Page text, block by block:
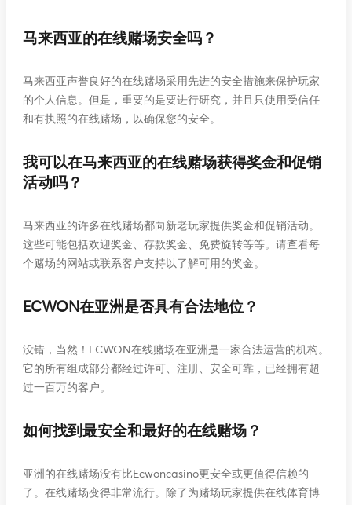
马来西亚的在线赌场安全吗？
马来西亚声誉良好的在线赌场采用先进的安全措施来保护玩家
的个人信息。但是，重要的是要进行研究，并且只使用受信任
和有执照的在线赌场，以确保您的安全。
我可以在马来西亚的在线赌场获得奖金和促销
活动吗？
马来西亚的许多在线赌场都向新老玩家提供奖金和促销活动。
这些可能包括欢迎奖金、存款奖金、免费旋转等等。请查看每
个赌场的网站或联系客户支持以了解可用的奖金。
ECWON在亚洲是否具有合法地位？
没错，当然！ECWON在线赌场在亚洲是一家合法运营的机构。
它的所有组成部分都经过许可、注册、安全可靠，已经拥有超
过一百万的客户。
如何找到最安全和最好的在线赌场？
亚洲的在线赌场没有比Ecwoncasino更安全或更值得信赖的
了。在线赌场变得非常流行。除了为赌场玩家提供在线体育博